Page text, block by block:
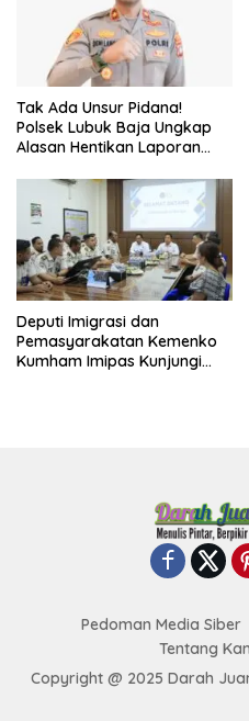
Tak Ada Unsur Pidana!
Polsek Lubuk Baja Ungkap
Alasan Hentikan Laporan
Deputi Imigrasi dan
Pemasyarakatan Kemenko
Kumham Imipas Kunjungi
Pedoman Media Siber
Tentang
Copyright @ 2025 Darah